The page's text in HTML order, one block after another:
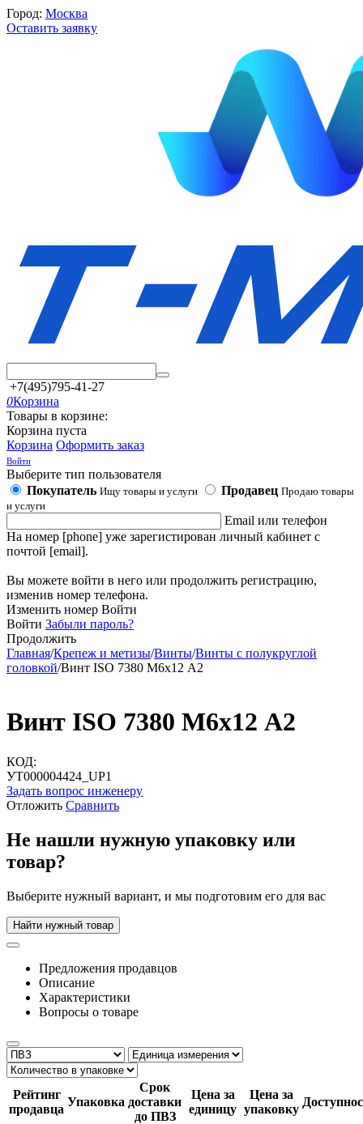
Город: Москва
Оставить заявку
+7(495)795-41-27
0Корзина
Товары в корзине:
Корзина пуста
Корзина Оформить заказ
Войти
Выберите тип пользователя
Покупатель Ищу товары и услуги Продавец Продаю товары
и услуги
Email или телефон
На номер [phone] уже зарегистирован личный кабинет с
почтой [email].
Вы можете войти в него или продолжить регистрацию,
изменив номер телефона.
Изменить номер Войти
Войти Забыли пароль?
Продолжить
Главная/Крепеж и метизы/Винты/Винты с полукруглой
головкой/Винт ISO 7380 М6х12 А2
Винт ISO 7380 М6х12 А2
КОД:
УТ000004424_UP1
Задать вопрос инженеру
Отложить Сравнить
Не нашли нужную упаковку или
товар?
Выберите нужный вариант, и мы подготовим его для вас
Найти нужный товар
Предложения продавцов
Описание
Характеристики
Вопросы о товаре
Рейтинг
продавца
Упаковка
Срок
доставки
до ПВЗ
Цена за
единицу
Цена за
упаковку